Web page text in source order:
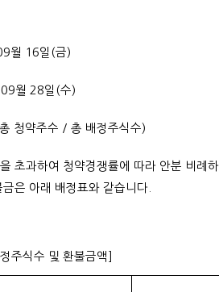
월 16일(금)
월 28일(수)
청약주수 / 총 배정주식수)
초과하여 청약경쟁률에 따라 안분 비례
은 아래 배정표와 같습니다.
주식수 및 환불금액]